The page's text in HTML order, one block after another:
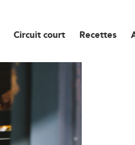
Circuit court Recettes